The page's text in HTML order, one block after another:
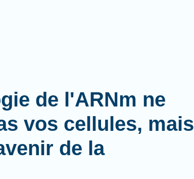
de l'ARNm ne
vos cellules, mais
de la